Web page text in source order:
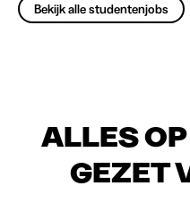
Bekijk alle studentenjobs
ALLES
GEZET